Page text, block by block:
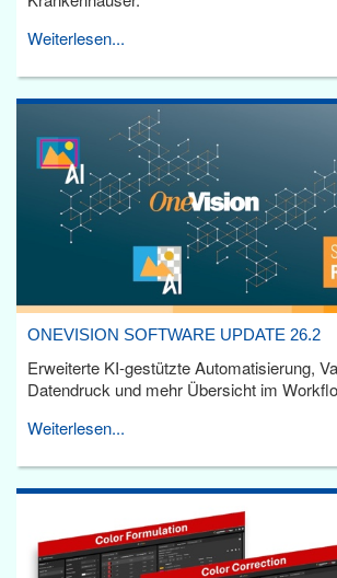
Weiterlesen...
ONEVISION SOFTWARE UPDATE 26.2
Erweiterte KI-gestützte Automatisierung,
Datendruck und mehr Übersicht im
Weiterlesen...